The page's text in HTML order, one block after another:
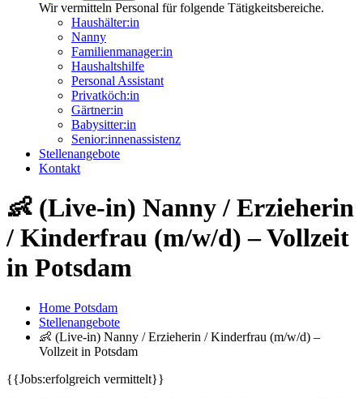
Wir vermitteln Personal für folgende Tätigkeitsbereiche.
Haushälter:in
Nanny
Familienmanager:in
Haushaltshilfe
Personal Assistant
Privatköch:in
Gärtner:in
Babysitter:in
Senior:innenassistenz
Stellenangebote
Kontakt
👶 (Live-in) Nanny / Erzieherin
/ Kinderfrau (m/w/d) – Vollzeit
in Potsdam
Home Potsdam
Stellenangebote
👶 (Live-in) Nanny / Erzieherin / Kinderfrau (m/w/d) –
Vollzeit in Potsdam
{{Jobs:erfolgreich vermittelt}}